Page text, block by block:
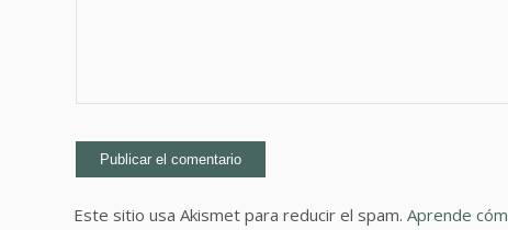
Este sitio usa Akismet para reducir el spam. Aprende